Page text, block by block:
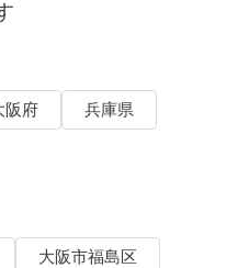
阪府
兵庫県
大阪市福島区